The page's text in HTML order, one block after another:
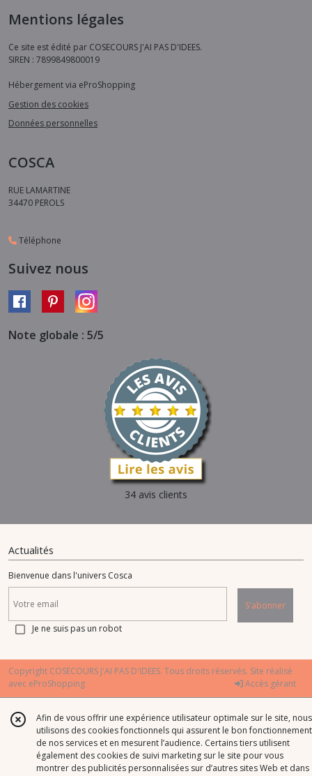
Mentions légales
Ce site est édité par COSECOURS J'AI PAS D'IDEES.
SIREN : 7899849800019
Hébergement via eProShopping
Gestion des cookies
Données personnelles
COSCA
RUE LAMARTINE
34470 PEROLS
Téléphone
Suivez nous
Note globale : 5/5
34 avis clients
Actualités
Bienvenue dans l'univers Cosca
S'abonner
Je ne suis pas un robot
Copyright COSECOURS J'AI PAS D'IDEES. Tous droits réservés. Site réalisé
avec eProShopping Accès gérant
Afin de vous offrir une expérience utilisateur optimale sur le site, nous
utilisons des cookies fonctionnels qui assurent le bon fonctionnement
de nos services et en mesurent l’audience. Certains tiers utilisent
également des cookies de suivi marketing sur le site pour vous
montrer des publicités personnalisées sur d’autres sites Web et dans